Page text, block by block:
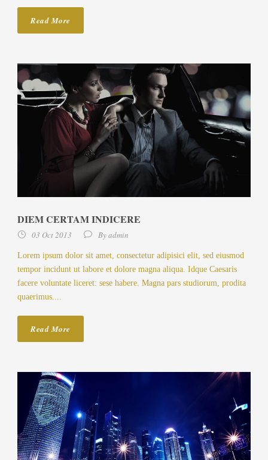
Read More
DIEM CERTAM INDICERE
03 Oct 2013 Byadmin
Lorem ipsum dolor sit amet, consectetur adipisici elit, sed eiusmod
tempor incidunt ut labore et dolore magna aliqua. Idque Caesaris
facere voluntate liceret: sese habere. Magna pars studiorum, prodita
quaerimus....
Read More